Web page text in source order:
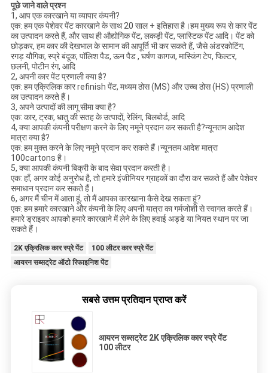
पूछे जाने वाले प्रश्न
1, आप एक कारखाने या व्यापार कंपनी?
एक: हम एक पेशेवर पेंट कारखाने के साथ 20 साल + इतिहास है।हम मुख्य रूप से कार पेंट
का उत्पादन करते हैं, और साथ ही औद्योगिक पेंट, लकड़ी पेंट, प्लास्टिक पेंट आदि। पेंट को
छोड़कर, हम कार की देखभाल के सामान की आपूर्ति भी कर सकते हैं, जैसे अंडरकोटिंग,
रगड़ यौगिक, स्प्रे बंदूक, पॉलिश पैड, ऊन पैड , घर्षण कागज, मास्किंग टेप, फिल्टर,
छलनी, पोटीन रंग, आदि
2, अपनी कार पेंट प्रणाली क्या है?
एक: हम एक्रिलिक कार refinish पेंट, मध्यम ठोस (MS) और उच्च ठोस (HS) प्रणाली
का उत्पादन करते हैं।
3, अपने उत्पादों की लागू सीमा क्या है?
एक: कार, ट्रक, धातु की सतह के उत्पादों, रेलिंग, बिलबोर्ड, आदि
4, क्या आपकी कंपनी परीक्षण करने के लिए नमूने प्रदान कर सकती है?न्यूनतम आदेश
मात्रा क्या है?
एक: हम मुक्त करने के लिए नमूने प्रदान कर सकते हैं।न्यूनतम आदेश मात्रा
100cartons है।
5, क्या आपकी कंपनी बिक्री के बाद सेवा प्रदान करती है।
एक: हाँ, अगर कोई अनुरोध है, तो हमारे इंजीनियर ग्राहकों का दौरा कर सकते हैं और पेशेवर
समाधान प्रदान कर सकते हैं।
6, अगर मैं चीन में आता हूं, तो मैं आपका कारखाना कैसे देख सकता हूं?
एक: हम हमारे कारखाने और कंपनी के लिए अपनी यात्रा का गर्मजोशी से स्वागत करते हैं।
हमारे ड्राइवर आपको हमारे कारखाने में लेने के लिए हवाई अड्डे या नियत स्थान पर जा
सकते हैं।
2K एक्रिलिक कार स्प्रे पेंट
100 लीटर कार स्प्रे पेंट
आयरन सब्सट्रेट ऑटो रिफाइनिश पेंट
सबसे उत्तम प्रतिदान प्राप्त करें
आयरन सब्सट्रेट 2K एक्रिलिक कार स्प्रे पेंट
100 लीटर